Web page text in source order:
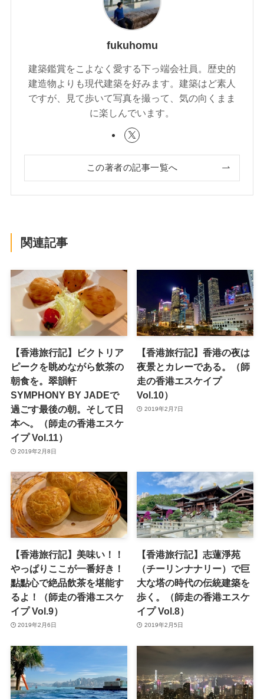
fukuhomu
建築鑑賞をこよなく愛する下っ端会社員。歴史的
建造物よりも現代建築を好みます。建築はど素人
ですが、見て歩いて写真を撮って、気の向くまま
に楽しんでいます。
この著者の記事一覧へ
関連記事
【香港旅行記】ビクトリア
ピークを眺めながら飲茶の
朝食を。翠韻軒
SYMPHONY BY JADEで
過ごす最後の朝。そして日
本へ。（師走の香港エスケ
イプ Vol.11）
2019年2月8日
【香港旅行記】香港の夜は
夜景とカレーである。（師
走の香港エスケイプ
Vol.10）
2019年2月7日
【香港旅行記】美味い！！
やっぱりここが一番好き！
點點心で絶品飲茶を堪能す
るよ！（師走の香港エスケ
イプ Vol.9）
2019年2月6日
【香港旅行記】志蓮淨苑
（チーリンナナリー）で巨
大な塔の時代の伝統建築を
歩く。（師走の香港エスケ
イプ Vol.8）
2019年2月5日